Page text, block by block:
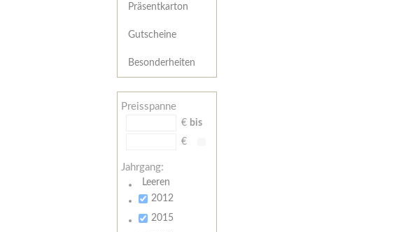
Präsentkarton
Gutscheine
Besonderheiten
Preisspanne
€ bis
€
Jahrgang:
Leeren
2012
2015